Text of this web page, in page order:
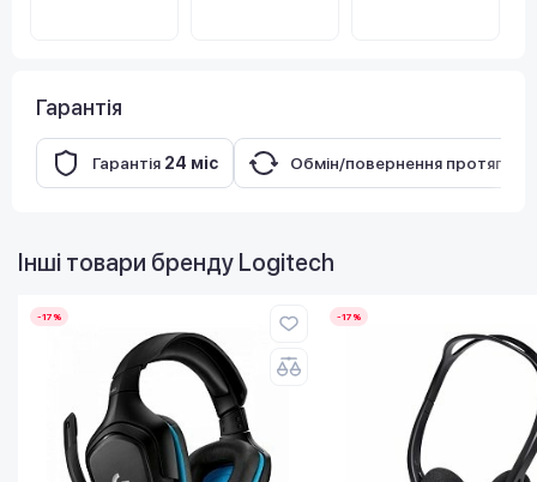
Гарантія
Гарантія 24 міс Обмін/повернення протягом
Інші товари бренду Logitech
-17% -17%